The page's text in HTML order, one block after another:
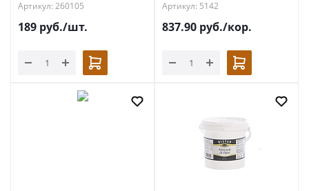
Артикул: 260105
189 руб./шт.
Артикул: 5142
837.90 руб./кор.